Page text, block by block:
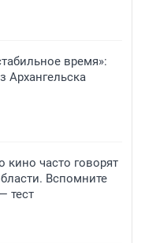
время»:
Архангельска
кино часто говорят
Вспомните
тест